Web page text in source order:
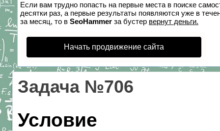
Если вам трудно попасть на первые места в поиске
десятки раз, а первые результаты появляются уже в
за месяц, то в SeoHammer за бустер вернут деньги.
Начать продвижение сайта
Задача №706
Условие